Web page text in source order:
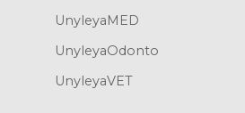
UnyleyaMED
UnyleyaOdonto
UnyleyaVET